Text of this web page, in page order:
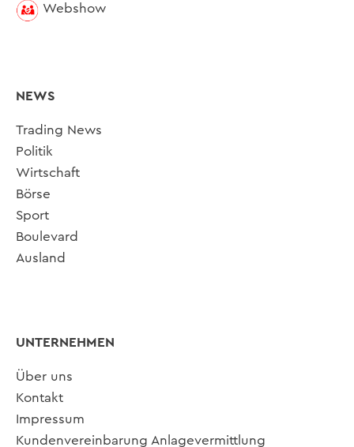
Webshow
NEWS
Trading News
Politik
Wirtschaft
Börse
Sport
Boulevard
Ausland
UNTERNEHMEN
Über uns
Kontakt
Impressum
Kundenvereinbarung Anlagevermittlung